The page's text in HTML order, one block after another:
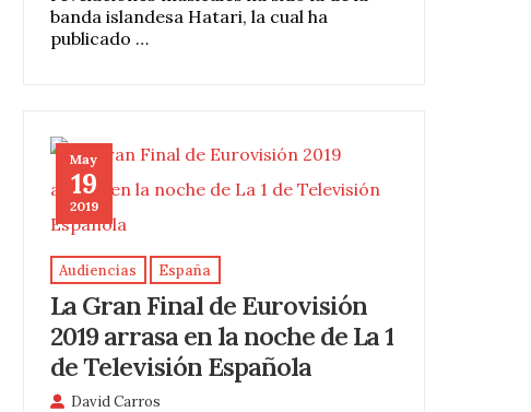
banda islandesa Hatari, la cual ha
publicado …
May
19
2019
Audiencias España
La Gran Final de Eurovisión
2019 arrasa en la noche de La 1
de Televisión Española
David Carros